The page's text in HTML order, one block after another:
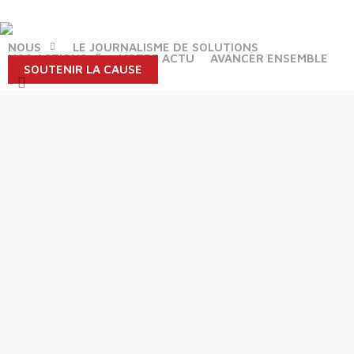
to
main
content
NOUS
LE JOURNALISME DE SOLUTIONS
NOS ACTIONS
NOTRE ACTU
AVANCER ENSEMBLE
SOUTENIR LA CAUSE
search